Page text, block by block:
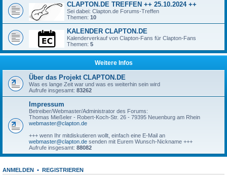
CLAPTON.DE TREFFEN ++ 25.10.2024 ++
Sei dabei: Clapton.de Forums-Treffen
Themen: 10
KALENDER CLAPTON.DE
Kalenderverkauf von Clapton-Fans für Clapton-Fans
Themen: 5
Weitere Infos
Über das Projekt CLAPTON.DE
Was es lange Zeit war und was es weiterhin sein wird
Aufrufe insgesamt: 83262
Impressum
Betreiber/Webmaster/Administrator des Forums:
Thomas Mießeler - Robert-Koch-Str. 26 - 79395 Neuenburg am Rhein
webmaster@clapton.de
+++ wenn Ihr mitdiskutieren wollt, einfach eine E-Mail an
webmaster@clapton.de senden mit Eurem Wunsch-Nickname +++
Aufrufe insgesamt: 88082
ANMELDEN • REGISTRIEREN